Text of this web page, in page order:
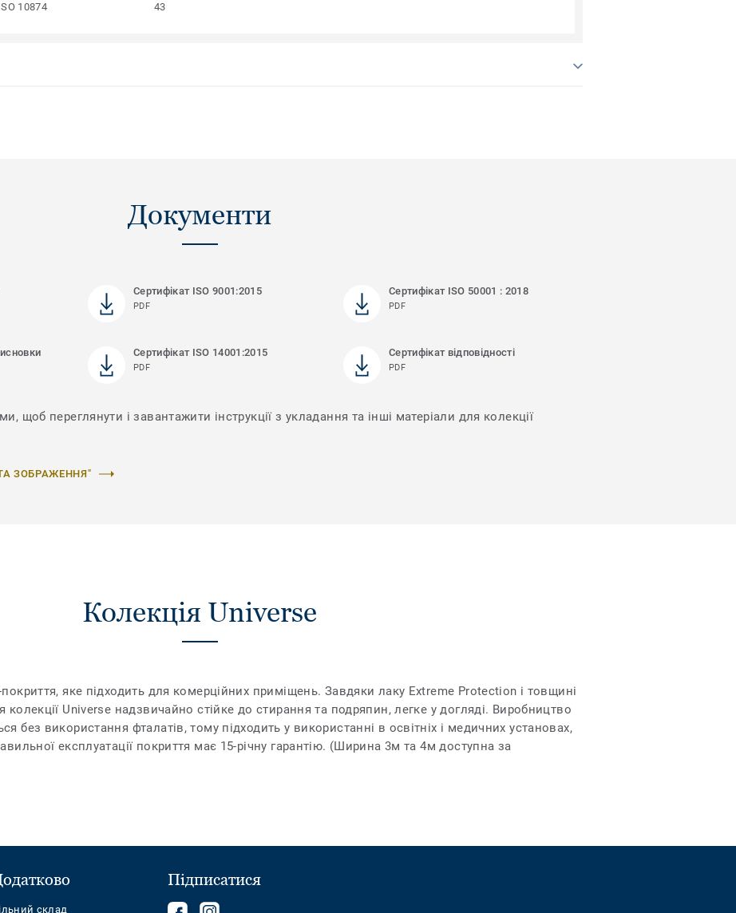
10874 43
Документи
Сертифікат ISO 9001:2015
PDF
Сертифікат ISO 50001 : 2018
PDF
Сертифікат ISO 14001:2015
PDF
Сертифікат відповідності
PDF
щоб переглянути і завантажити інструкції з укладання та інші матеріали для колекції
ЗОБРАЖЕННЯ"
Колекція Universe
яке підходить для комерційних приміщень. Завдяки лаку Extreme Protection і товщині
Universe надзвичайно стійке до стирання та подряпин, легке у догляді. Виробництво
без використання фталатів, тому підходить у використанні в освітніх і медичних установах,
експлуатації покриття має 15-річну гарантію. (Ширина 3м та 4м доступна за
склад
Підписатися